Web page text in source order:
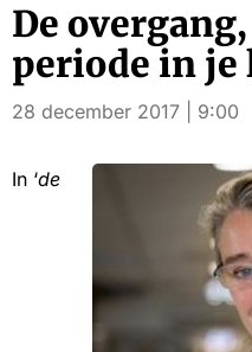
De
periode in je
28 december 2017 | 9:00
In ‘de